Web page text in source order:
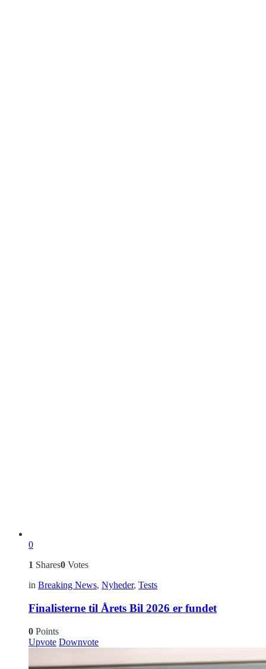
0
1 Shares0 Votes
in Breaking News, Nyheder, Tests
Finalisterne til Årets Bil 2026 er fundet
0 Points
Upvote Downvote